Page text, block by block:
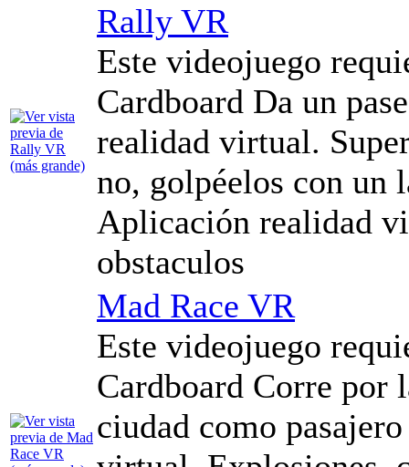
Rally VR
Este videojuego
Cardboard Da un
realidad virtual.
no, golpéelos con un
Aplicación realidad
obstaculos
Mad Race VR
Este videojuego
Cardboard Corre por
ciudad como